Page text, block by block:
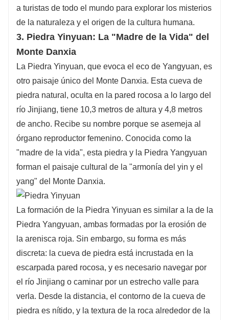
a turistas de todo el mundo para explorar los misterios
de la naturaleza y el origen de la cultura humana.
3. Piedra Yinyuan: La "Madre de la Vida" del
Monte Danxia
La Piedra Yinyuan, que evoca el eco de Yangyuan, es
otro paisaje único del Monte Danxia. Esta cueva de
piedra natural, oculta en la pared rocosa a lo largo del
río Jinjiang, tiene 10,3 metros de altura y 4,8 metros
de ancho. Recibe su nombre porque se asemeja al
órgano reproductor femenino. Conocida como la
"madre de la vida", esta piedra y la Piedra Yangyuan
forman el paisaje cultural de la "armonía del yin y el
yang" del Monte Danxia.
La formación de la Piedra Yinyuan es similar a la de la
Piedra Yangyuan, ambas formadas por la erosión de
la arenisca roja. Sin embargo, su forma es más
discreta: la cueva de piedra está incrustada en la
escarpada pared rocosa, y es necesario navegar por
el río Jinjiang o caminar por un estrecho valle para
verla. Desde la distancia, el contorno de la cueva de
piedra es nítido, y la textura de la roca alrededor de la